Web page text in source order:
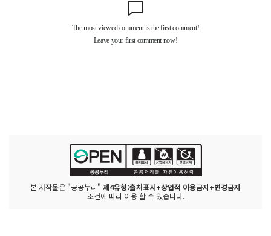
본 저작물은 "공공누리" 제4유형:출처표시+상업적 이용금지+변경금지
조건에 따라 이용 할 수 있습니다.